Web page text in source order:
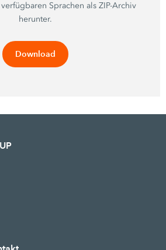
Sprachen als ZIP-Archiv
herunter.
Download